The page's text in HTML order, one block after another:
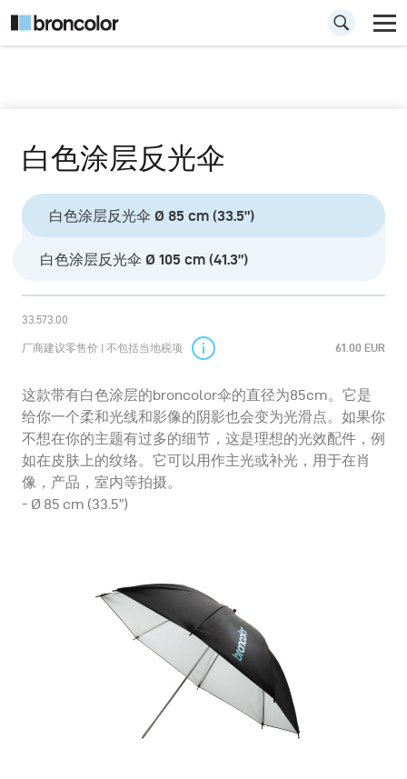
白色涂层反光伞
白色涂层反光伞 Ø 85 cm (33.5”)
白色涂层反光伞 Ø 105 cm (41.3”)
33.573.00
厂商建议零售价 | 不包括当地税项 61.00 EUR
这款带有白色涂层的broncolor伞的直径为85cm。它是
给你一个柔和光线和影像的阴影也会变为光滑点。如果你
不想在你的主题有过多的细节，这是理想的光效配件，例
如在皮肤上的纹络。它可以用作主光或补光，用于在肖
像，产品，室内等拍摄。
- Ø 85 cm (33.5”)